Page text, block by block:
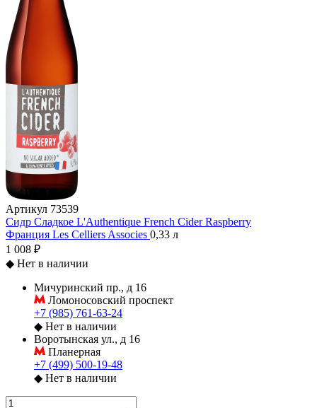
Артикул 73539
Сидр Сладкое L'Authentique French Cider Raspberry
Франция Les Celliers Associes 0,33 л
1 008 ₽
◆ Нет в наличии
Мичуринский пр., д 16
Ломоносовский проспект
+7 (985) 761-63-24
◆ Нет в наличии
Воротынская ул., д 16
Планерная
+7 (499) 500-19-48
◆ Нет в наличии